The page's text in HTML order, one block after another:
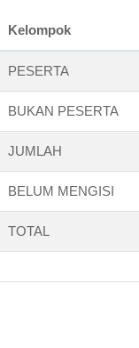
Kelompok
PESERTA
BUKAN PESERTA
JUMLAH
BELUM MENGISI
TOTAL